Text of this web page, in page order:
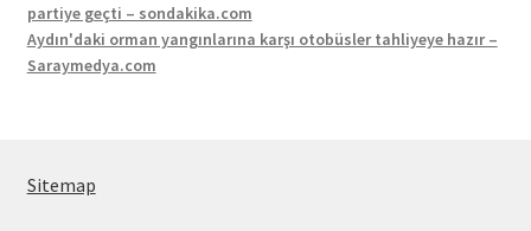
partiye geçti – sondakika.com
Aydın'daki orman yangınlarına karşı otobüsler tahliyeye hazır –
Saraymedya.com
Sitemap